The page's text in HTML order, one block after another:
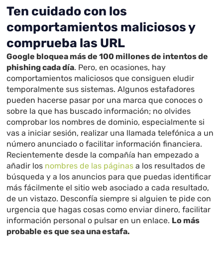
Ten cuidado con los
comportamientos maliciosos y
comprueba las URL
Google bloquea más de 100 millones de intentos de
phishing cada día. Pero, en ocasiones, hay
comportamientos maliciosos que consiguen eludir
temporalmente sus sistemas. Algunos estafadores
pueden hacerse pasar por una marca que conoces o
sobre la que has buscado información; no olvides
comprobar los nombres de dominio, especialmente si
vas a iniciar sesión, realizar una llamada telefónica a un
número anunciado o facilitar información financiera.
Recientemente desde la compañía han empezado a
añadir los nombres de las páginas a los resultados de
búsqueda y a los anuncios para que puedas identificar
más fácilmente el sitio web asociado a cada resultado,
de un vistazo. Desconfía siempre si alguien te pide con
urgencia que hagas cosas como enviar dinero, facilitar
información personal o pulsar en un enlace. Lo más
probable es que sea una estafa.